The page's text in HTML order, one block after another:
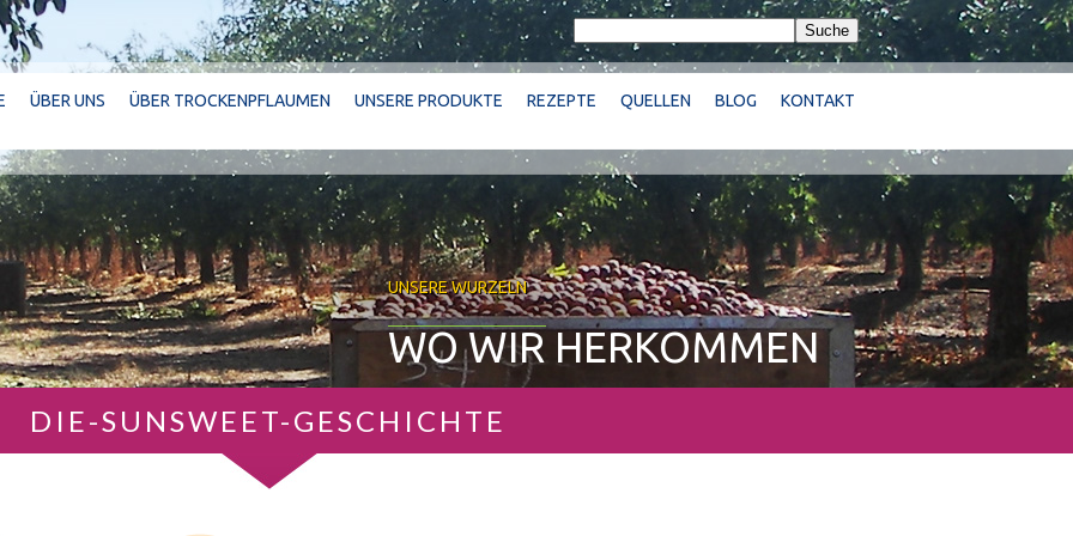
UNSERE WURZELN
WO WIR HERKOMMEN
Suche
ÜBER UNS ÜBER TROCKENPFLAUMEN UNSERE PRODUKTE REZEPTE QUELLEN BLOG KONTAKT
DIE-SUNSWEET-GESCHICHTE